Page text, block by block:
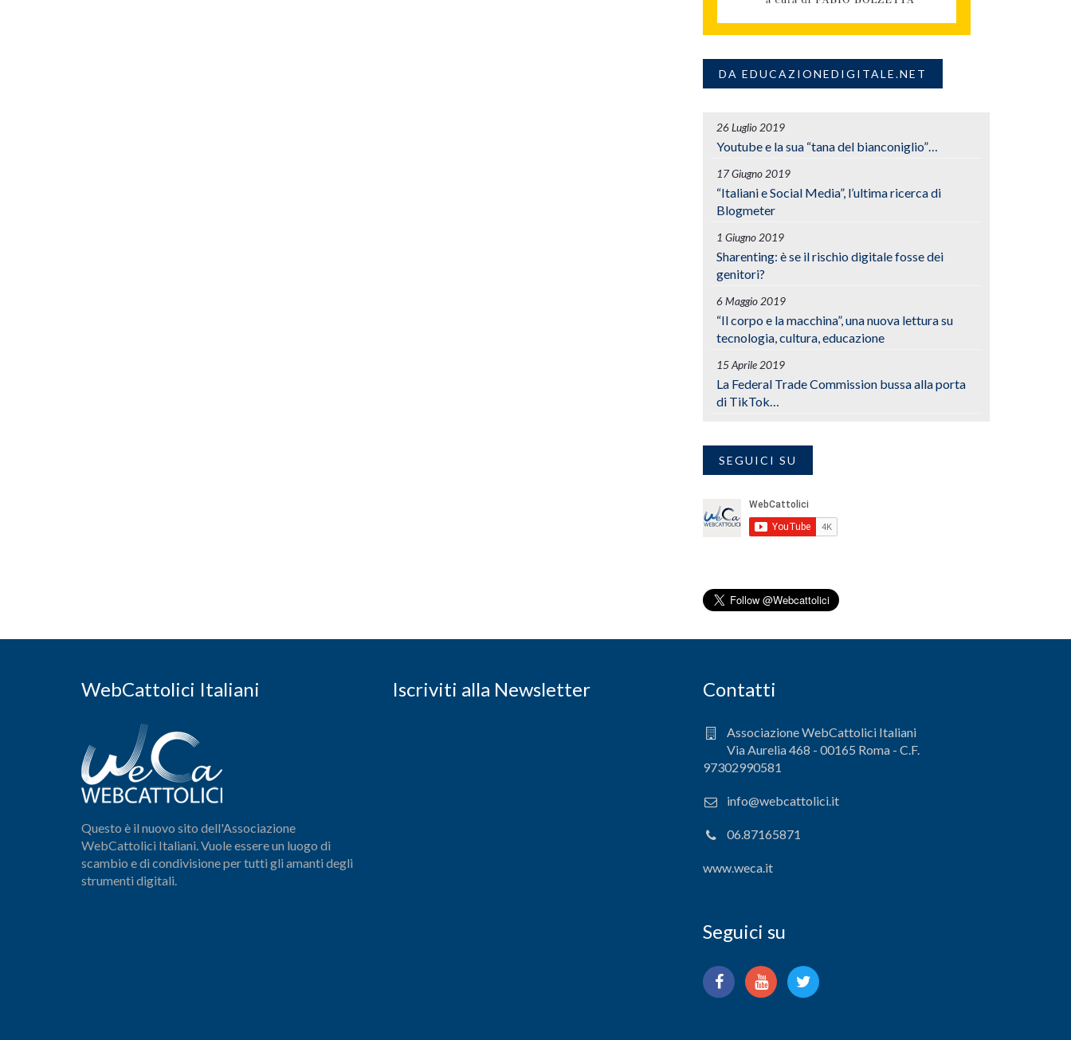
DA EDUCAZIONEDIGITALE.NET
26 Luglio 2019
Youtube e la sua “tana del bianconiglio”…
17 Giugno 2019
“Italiani e Social Media”, l’ultima ricerca di
Blogmeter
1 Giugno 2019
Sharenting: è se il rischio digitale fosse dei
genitori?
6 Maggio 2019
“Il corpo e la macchina”, una nuova lettura su
tecnologia, cultura, educazione
15 Aprile 2019
La Federal Trade Commission bussa alla porta
di TikTok…
SEGUICI SU
WebCattolici Italiani
Questo è il nuovo sito dell'Associazione
WebCattolici Italiani. Vuole essere un luogo di
scambio e di condivisione per tutti gli amanti degli
strumenti digitali.
Iscriviti alla Newsletter Contatti
Associazione WebCattolici Italiani
Via Aurelia 468 - 00165 Roma - C.F.
97302990581
info@webcattolici.it
06.87165871
www.weca.it
Seguici su